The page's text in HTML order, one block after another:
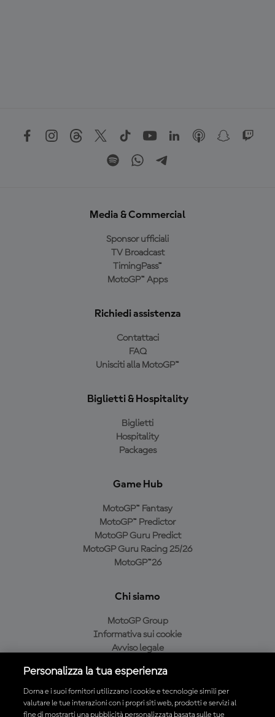
Media & Commercial
Sponsor ufficiali
TV Broadcast
TimingPass™
MotoGP™ Apps
Richiedi assistenza
Contattaci
FAQ
Unisciti alla MotoGP™
Biglietti & Hospitality
Biglietti
Hospitality
Packages
Game Hub
MotoGP™ Fantasy
MotoGP™ Predictor
MotoGP Guru Predict
MotoGP Guru Racing 25/26
MotoGP™26
Chi siamo
MotoGP Group
Informativa sui cookie
Avviso legale
Condizioni di acquisto
Personalizza la tua esperienza
Dorna e i suoi fornitori utilizzano i cookie e tecnologie simili per
valutare le tue interazioni con i propri siti web, prodotti e servizi al
fine di mostrarti una pubblicità personalizzata basata sulle tue